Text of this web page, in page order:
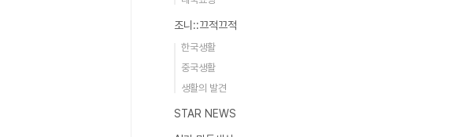
조니::끄적끄적
한국생활
중국생활
생활의 발견
STAR NEWS